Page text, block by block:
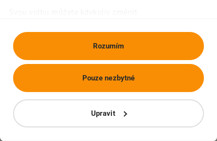
Rozumím
Upravit
Pouze nezbytné